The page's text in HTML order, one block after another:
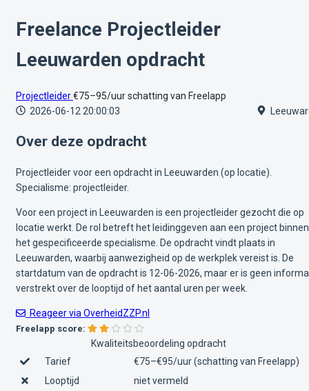
Freelance Projectleider
Leeuwarden opdracht
Projectleider€75–95/uurschatting van Freelapp
2026-06-12 20:00:03
Over deze opdracht
Projectleider voor een opdracht in Leeuwarden (op locatie).
Specialisme: projectleider.
Voor een project in Leeuwarden is een projectleider gezocht die op
locatie werkt. De rol betreft het leidinggeven aan een project binnen
het gespecificeerde specialisme. De opdracht vindt plaats in
Leeuwarden, waarbij aanwezigheid op de werkplek vereist is. De
startdatum van de opdracht is 12-06-2026, maar er is geen
verstrekt over de looptijd of het aantal uren per week.
Reageer via OverheidZZP.nl
Freelapp score:
Kwaliteitsbeoordeling opdracht
Tarief
€75–€95/uur (schatting van Freelapp)
Looptijd
niet vermeld